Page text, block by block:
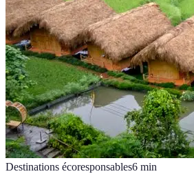
Destinations écoresponsables6 min